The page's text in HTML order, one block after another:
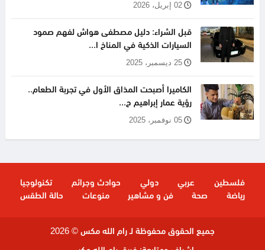
02 إبريل، 2026
قبل الشراء: دليل مصطفى هواش لفهم صمود
السيارات الذكية في المناخ ا...
25 ديسمبر، 2025
الكاميرا أصبحت المذاق الأول في تجربة الطعام..
رؤية عمار إبراهيم ح...
05 نوفمبر، 2025
فلسطين عربي دولي حوادث وجرائم
تكنولوجيا
رياضة
صحة فن و مشاهير منوعات حالة الطقس
جميع الحقوق محفوظة لـ رام الله مكس © 2026